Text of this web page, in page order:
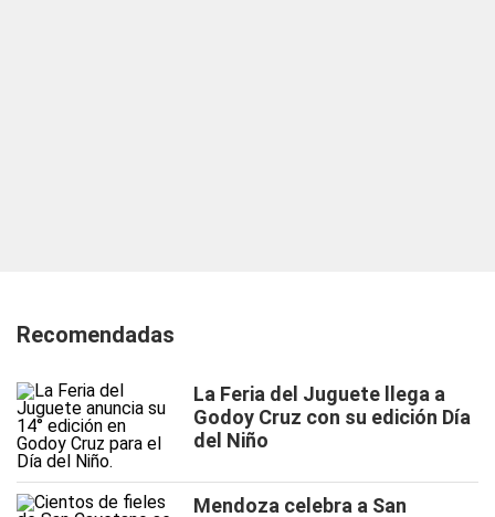
Recomendadas
La Feria del Juguete llega a
Godoy Cruz con su edición Día
del Niño
Mendoza celebra a San